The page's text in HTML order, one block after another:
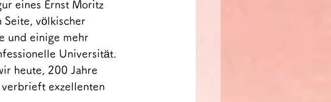
eines Ernst Moritz
völkischer
und einige mehr
Universität.
heute, 200 Jahre
exzellenten